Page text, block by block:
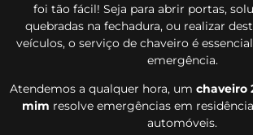
foi tão fácil! Seja para abrir portas,
quebradas na fechadura, ou realizar
veículos, o serviço de chaveiro é
emergência.
Atendemos a qualquer hora, um chaveiro
mim resolve emergências em
automóveis.